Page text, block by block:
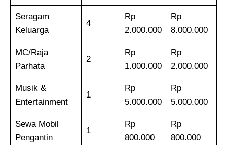
Seragam
Keluarga
4
Rp
2.000.000
Rp
8.000.000
MC/Raja
Parhata
2
Rp
1.000.000
Rp
2.000.000
Musik &
Entertainment
1
Rp
5.000.000
Rp
5.000.000
Sewa Mobil
Pengantin
1
Rp
800.000
Rp
800.000